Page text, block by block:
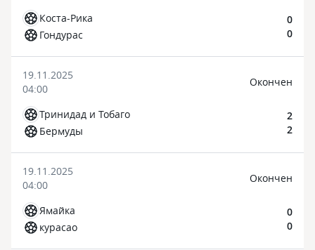
Коста-Рика
Гондурас
0
0
19.11.2025
04:00
Тринидад и Тобаго
Бермуды
Окончен
2
2
19.11.2025
04:00
Ямайка
курасао
Окончен
0
0